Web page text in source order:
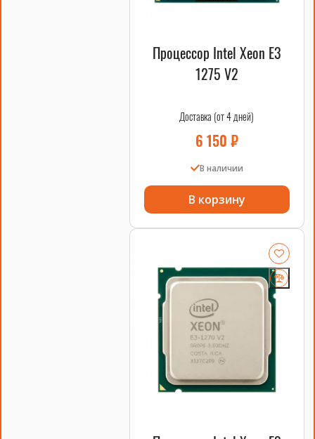
Процессор Intel Xeon E3
1275 V2
Доставка (от 4 дней)
6 150 ₽
В наличии
В корзину